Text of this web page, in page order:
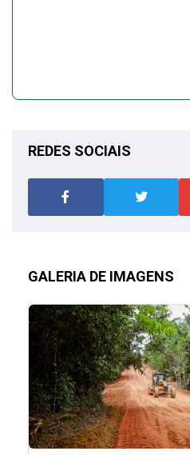
REDES SOCIAIS
GALERIA DE IMAGENS